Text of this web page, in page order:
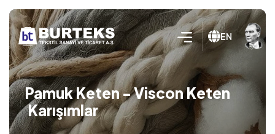
EN
Pamuk Keten - Viscon Keten
Karışımlar